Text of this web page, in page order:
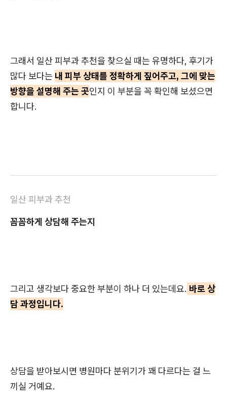
그래서 일산 피부과 추천을 찾으실 때는 유명하다, 후기가
많다 보다는 내 피부 상태를 정확하게 짚어주고, 그에 맞는
방향을 설명해 주는 곳인지 이 부분을 꼭 확인해 보셨으면
합니다.
일산 피부과 추천
꼼꼼하게 상담해 주는지
그리고 생각보다 중요한 부분이 하나 더 있는데요. 바로 상
담 과정입니다.
상담을 받아보시면 병원마다 분위기가 꽤 다르다는 걸 느
끼실 거예요.